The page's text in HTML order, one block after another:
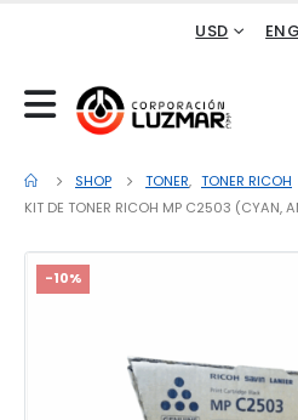
USD ENG
SHOP TONER, TONER RICOH
KIT DE TONER RICOH MP C2503 (CYAN,
-10%